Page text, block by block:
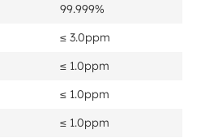
99.999%
≤ 3.0ppm
≤ 1.0ppm
≤ 1.0ppm
≤ 1.0ppm